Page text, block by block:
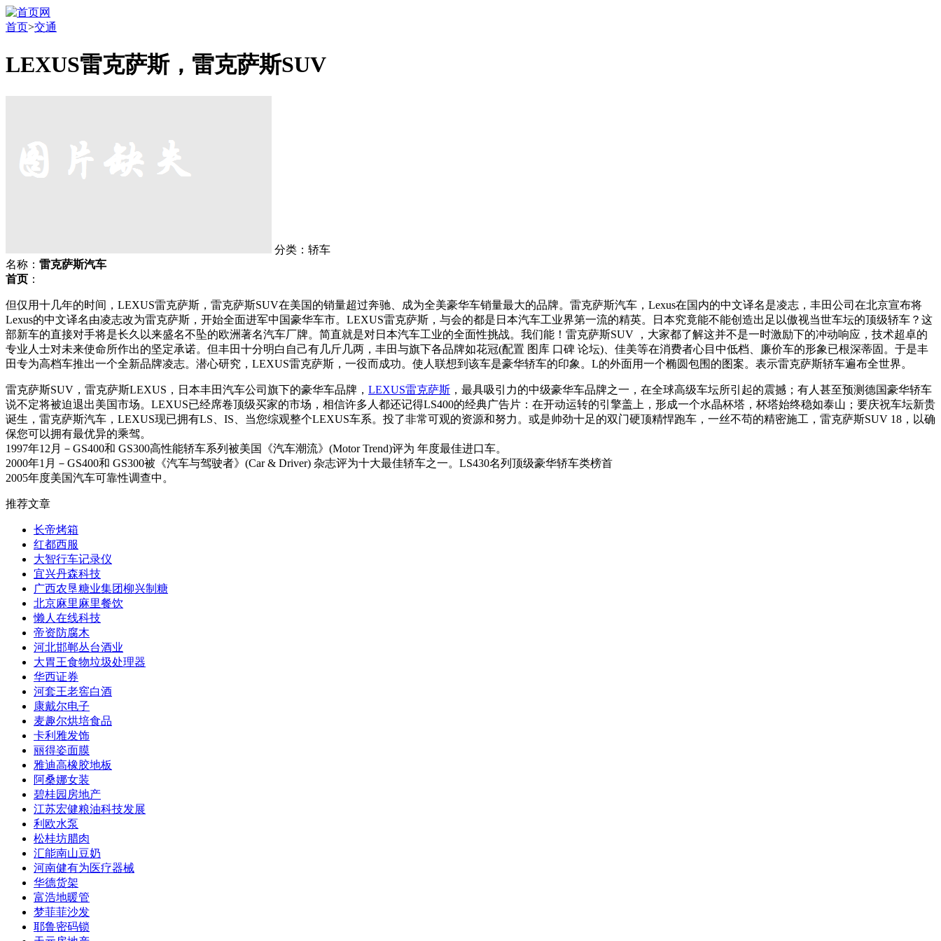
首页>交通
LEXUS雷克萨斯，雷克萨斯SUV
分类：轿车
名称： 雷克萨斯汽车
首页 ：
但仅用十几年的时间，LEXUS雷克萨斯，雷克萨斯SUV在美国的销量超过奔驰、成为全美豪华车销量最大的品牌。雷克萨斯汽车，Lexus在国内的中文译名是凌志，丰田公司在北京宣布将
Lexus的中文译名由凌志改为雷克萨斯，开始全面进军中国豪华车市。LEXUS雷克萨斯，与会的都是日本汽车工业界第一流的精英。日本究竟能不能创造出足以傲视当世车坛的顶级轿车？这
部新车的直接对手将是长久以来盛名不坠的欧洲著名汽车厂牌。简直就是对日本汽车工业的全面性挑战。我们能！雷克萨斯SUV ，大家都了解这并不是一时激励下的冲动响应，技术超卓的
专业人士对未来使命所作出的坚定承诺。但丰田十分明白自己有几斤几两，丰田与旗下各品牌如花冠(配置 图库 口碑 论坛)、佳美等在消费者心目中低档、廉价车的形象已根深蒂固。于是丰
田专为高档车推出一个全新品牌凌志。潜心研究，LEXUS雷克萨斯，一役而成功。使人联想到该车是豪华轿车的印象。L的外面用一个椭圆包围的图案。表示雷克萨斯轿车遍布全世界。
雷克萨斯SUV，雷克萨斯LEXUS，日本丰田汽车公司旗下的豪华车品牌， LEXUS雷克萨斯 ，最具吸引力的中级豪华车品牌之一，在全球高级车坛所引起的震撼；有人甚至预测德国豪华轿车
说不定将被迫退出美国市场。LEXUS已经席卷顶级买家的市场，相信许多人都还记得LS400的经典广告片：在开动运转的引擎盖上，形成一个水晶杯塔，杯塔始终稳如泰山；要庆祝车坛新贵
诞生，雷克萨斯汽车，LEXUS现已拥有LS、IS、当您综观整个LEXUS车系。投了非常可观的资源和努力。或是帅劲十足的双门硬顶精悍跑车，一丝不苟的精密施工，雷克萨斯SUV 18，以确
保您可以拥有最优异的乘驾。
1997年12月－GS400和 GS300高性能轿车系列被美国《汽车潮流》(Motor Trend)评为 年度最佳进口车。
2000年1月－GS400和 GS300被《汽车与驾驶者》(Car & Driver) 杂志评为十大最佳轿车之一。LS430名列顶级豪华轿车类榜首
2005年度美国汽车可靠性调查中。
推荐文章
长帝烤箱
红都西服
大智行车记录仪
宜兴丹森科技
广西农垦糖业集团柳兴制糖
北京麻里麻里餐饮
懒人在线科技
帝资防腐木
河北邯郸丛台酒业
大胃王食物垃圾处理器
华西证券
河套王老窖白酒
康戴尔电子
麦趣尔烘培食品
卡利雅发饰
丽得姿面膜
雅迪高橡胶地板
阿桑娜女装
碧桂园房地产
江苏宏健粮油科技发展
利欧水泵
松桂坊腊肉
汇能南山豆奶
河南健有为医疗器械
华德货架
富浩地暖管
梦菲菲沙发
耶鲁密码锁